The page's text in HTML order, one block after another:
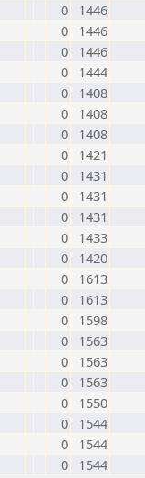
0
1446
0
1446
0
1446
0
1444
0
1408
0
1408
0
1408
0
1421
0
1431
0
1431
0
1431
0
1433
0
1420
0
1613
0
1613
0
1598
0
1563
0
1563
0
1563
0
1550
0
1544
0
1544
0 1544